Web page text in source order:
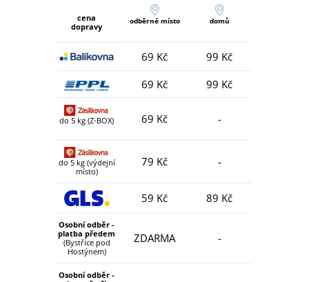
cena
dopravy
odběrné místo domů
69 Kč
99 Kč
69 Kč
99 Kč
do 5 kg (Z-BOX) 69 Kč -
do 5 kg (výdejní
místo)
79 Kč -
59 Kč 89 Kč
Osobní odběr -
platba předem
(Bystřice pod
Hostýnem)
ZDARMA -
Osobní odběr -